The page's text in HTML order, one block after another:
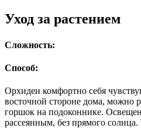
Уход за растением
Сложность:
Способ:
Орхидеи комфортно себя
восточной стороне дома, можно
горшок на подоконнике.
рассеянным, без прямого